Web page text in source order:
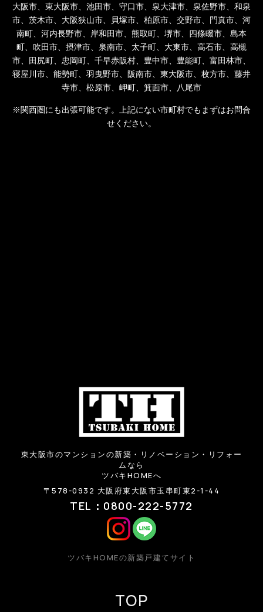
大阪市、東大阪市、池田市、守口市、泉大津市、泉佐野市、和泉
市、茨木市、大阪狭山市、貝塚市、柏原市、交野市、門真市、河
南町、河内長野市、岸和田市、熊取町、堺市、四條畷市、島本
町、吹田市、摂津市、泉南市、太子町、大東市、高石市、高槻
市、田尻町、忠岡町、千早赤阪村、豊中市、豊能町、富田林市、
寝屋川市、能勢町、羽曳野市、阪南市、東大阪市、枚方市、藤井
寺市、松原市、岬町、箕面市、八尾市
※関西圏にも出張可能です。上記にない市町村でもまずはお問合
せください。
東大阪市のマンションの新築・リノベーション・リフォー
ムなら
ツバキHOMEへ
〒578-0932 大阪府東大阪市玉串町東2-1-44
TEL：0800-222-5772
ツバキHOMEの新築戸建てサイト
TOP